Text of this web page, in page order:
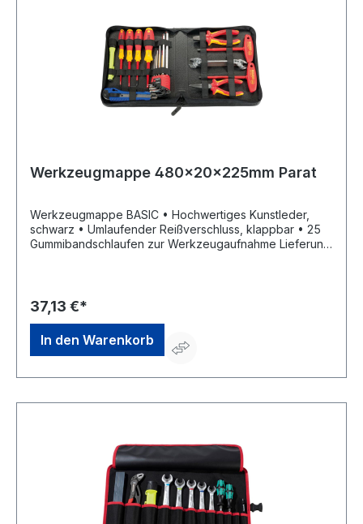
Werkzeugmappe 480x20x225mm Parat
Werkzeugmappe BASIC • Hochwertiges Kunstleder,
schwarz • Umlaufender Reißverschluss, klappbar • 25
Gummibandschlaufen zur Werkzeugaufnahme Lieferung:
37,13 €*
In den Warenkorb